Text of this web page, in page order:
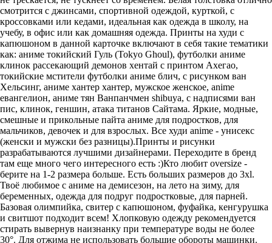
смотрится с джинсами, спортивной одеждой, курткой, с
кроссовками или кедами, идеальная как одежда в школу, на
учебу, в офис или как домашняя одежда. Принты на худи с
капюшоном в данной карточке включают в себя такие тематики
как: аниме токийский Гуль (Tokyo Ghoul), футболки аниме
клинок рассекающий демонов хентай с принтом Ахегао,
токийские мстители футболки аниме блич, с рисунком ван
Хельсинг, аниме хантер хантер, мужское женское, anime
евангелион, аниме тян Ванпанчмен shibuya, с надписями ван
пис, клинок, геншин, атака титанов Сайтама. Яркие, модные,
смешные и прикольные пайта аниме для подростков, для
мальчиков, девочек и для взрослых. Все худи anime - унисекс
(женски и мужски без разницы).Принты и рисунки
разрабатываются лучшими дизайнерами. Переходите в бренд
там еще много чего интересного есть :)Кто любит oversize -
берите на 1-2 размера больше. Есть больших размеров до 3xl.
Твоё любимое с аниме на демисезон, на лето на зиму, для
беременных, одежда для подруг подростковые, для парней.
Базовая олимпийка, свитер с капюшоном, фуфайка, кенгурушка
и свитшот подходит всем! Хлопковую одежду рекомендуется
стирать вывернув наизнанку при температуре воды не более
30°. Для отжима не использовать большие обороты машинки.